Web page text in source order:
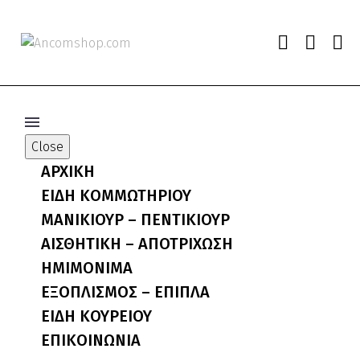
Close
ΑΡΧΙΚΗ
ΕΙΔΗ ΚΟΜΜΩΤΗΡΙΟΥ
ΜΑΝΙΚΙΟΥΡ – ΠΕΝΤΙΚΙΟΥΡ
ΑΙΣΘΗΤΙΚΗ – ΑΠΟΤΡΙΧΩΣΗ
ΗΜΙΜΟΝΙΜΑ
ΕΞΟΠΛΙΣΜΟΣ – ΕΠΙΠΛΑ
ΕΙΔΗ ΚΟΥΡΕΙΟΥ
ΕΠΙΚΟΙΝΩΝΙΑ